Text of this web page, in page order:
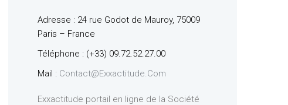
Adresse : 24 rue Godot de Mauroy, 75009
Paris – France
Téléphone : (+33) 09.72.52.27.00
Mail : Contact@exxactitude.com
Exxactitude portail en ligne de la Société